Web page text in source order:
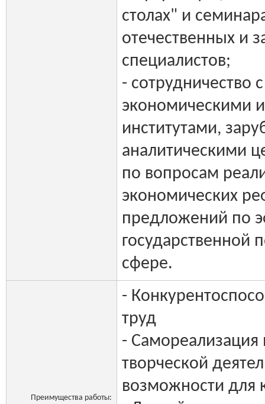
столах" и
отечественных и
специалистов;
-
экономическими
институтами,
аналитическими
по вопросам
экономических
предложений по
государственной
сфере.
Преимущества работы:
-
труд
- Самореализация
творческой
возможности для